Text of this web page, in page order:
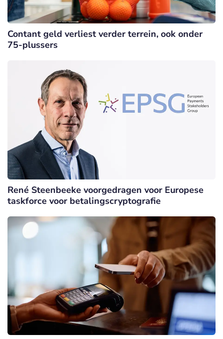
Contant geld verliest verder terrein, ook onder
75-plussers
René Steenbeeke voorgedragen voor Europese
taskforce voor betalingscryptografie